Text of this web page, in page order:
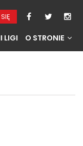
LIGI O STRONIE